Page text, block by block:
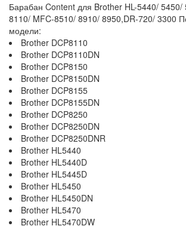
Барабан Content для Brother HL-5440/ 5450/
8110/ MFC-8510/ 8910/ 8950,DR-720/ 3300
модели:
Brother DCP8110
Brother DCP8110DN
Brother DCP8150
Brother DCP8150DN
Brother DCP8155
Brother DCP8155DN
Brother DCP8250
Brother DCP8250DN
Brother DCP8250DNR
Brother HL5440
Brother HL5440D
Brother HL5445D
Brother HL5450
Brother HL5450DN
Brother HL5470
Brother HL5470DW